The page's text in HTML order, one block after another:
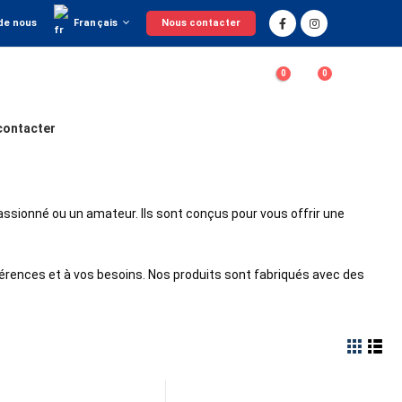
nous Français Nous contacter
0 0
ou un amateur. Ils sont conçus pour vous offrir une
et à vos besoins. Nos produits sont fabriqués avec des